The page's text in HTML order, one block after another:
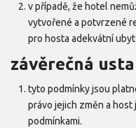
v případě, že hotel
vytvořené a potvrzené
pro hosta adekvátní
závěrečná
tyto podmínky jsou
právo jejich změn a
podmínkami.